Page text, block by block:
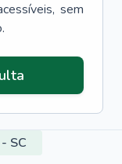
sem
SC